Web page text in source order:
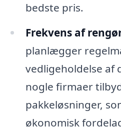
bedste pris.
Frekvens af
planlægger
vedligeholdelse af
nogle firmaer
pakkeløsninger,
økonomisk